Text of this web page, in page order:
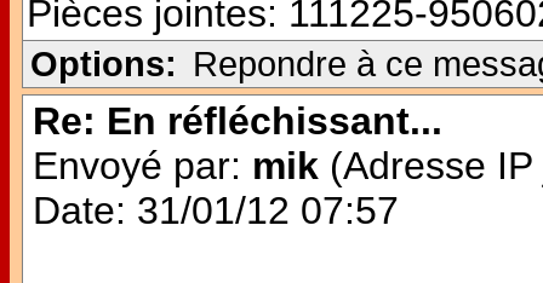
Pièces jointes: 111225-
Options: Repondre à ce
Re: En réfléchissant...
Envoyé par: mik (Adresse
Date: 31/01/12 07:57